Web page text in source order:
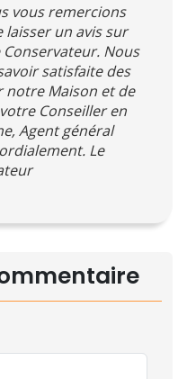
vous remercions
un avis sur
Nous
satisfaite des
notre Maison et de
Conseiller en
Agent général
Le